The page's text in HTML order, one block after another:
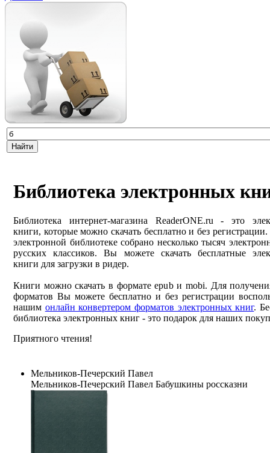
Библиотека электронных
Библиотека интернет-магазина ReaderONE.ru - это
книги, которые можно скачать бесплатно и без
электронной библиотеке собрано несколько тысяч
русских классиков. Вы можете скачать бесплатные
книги для загрузки в ридер.
Книги можно скачать в формате epub и mobi. Для
форматов Вы можете бесплатно и без регистрации
нашим онлайн конвертером форматов электронных книг.
библиотека электронных книг - это подарок для наших
Приятного чтения!
Мельников-Печерский Павел
Мельников-Печерский Павел Бабушкины россказни